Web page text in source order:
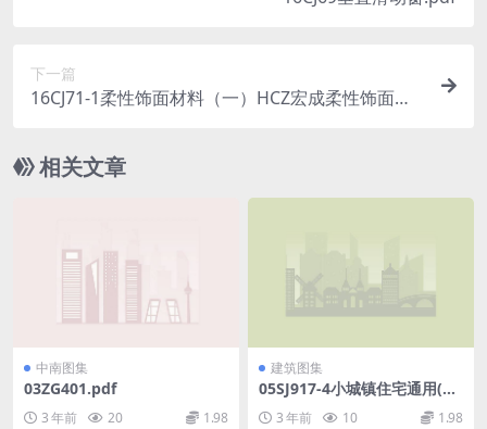
下一篇
16CJ71-1柔性饰面材料（一）HCZ宏成柔性饰面砖
相关文章
中南图集
03ZG401.pdf
3 年前 20 1.98
建筑图集
05SJ917-4小城镇住宅通用(示
范)设计-陕西西安地区.pdf
3 年前 10 1.98